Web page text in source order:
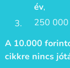
év,
250
A 10.000
cikkre nincs